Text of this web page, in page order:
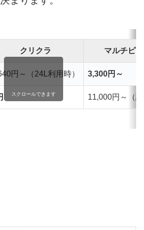
クリクラ マルチピ
円～（24L利用時） 3,300円～
11,000円～（
スクロールできます